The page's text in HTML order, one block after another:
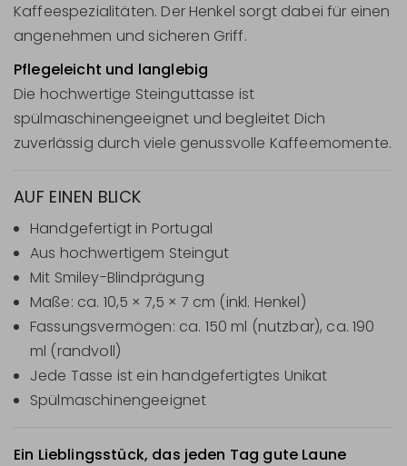
Kaffeespezialitäten. Der Henkel sorgt dabei für einen
angenehmen und sicheren Griff.
Pflegeleicht und langlebig
Die hochwertige Steinguttasse ist
spülmaschinengeeignet und begleitet Dich
zuverlässig durch viele genussvolle Kaffeemomente.
AUF EINEN BLICK
Handgefertigt in Portugal
Aus hochwertigem Steingut
Mit Smiley-Blindprägung
Maße: ca. 10,5 × 7,5 × 7 cm (inkl. Henkel)
Fassungsvermögen: ca. 150 ml (nutzbar), ca. 190
ml (randvoll)
Jede Tasse ist ein handgefertigtes Unikat
Spülmaschinengeeignet
Ein Lieblingsstück, das jeden Tag gute Laune